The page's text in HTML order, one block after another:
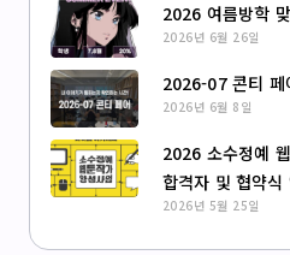
2026 여름방학
2026년 6월 26일
2026-07 콘티 페
2026년 6월 8일
2026 소수정예
합격자 및 협약식
2026년 5월 25일